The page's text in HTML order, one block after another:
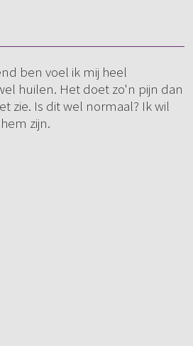
ben voel ik mij heel
huilen. Het doet zo'n pijn dan
zie. Is dit wel normaal? Ik wil
zijn.